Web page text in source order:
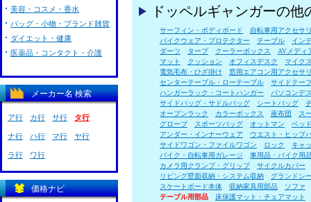
ドッペルギャンガーの
サーフィン・ボディボード
自転車用アクセサ
バイクウェア・プロテクター
テーブル
イン
ダーツ
タープ クーラーボックス
AVメディ
マット
クッション オフィスデスク
マイク
電気毛布・ひざ掛け
窓用エアコン用アクセサ
センターテーブル・ローテーブル
サイドテー
ハンガーラック・コートハンガー
パソコンデ
サイドバッグ・サドルバッグ
シートバッグ
オープンラック
カラーボックス 座布団
ス
グローブ
スポーツバッグ オットマン
ベッ
アンダー・インナーウェア
ウエスト・ヒップ
サイドワゴン・ファイルワゴン
ロック
キャ
バイク・自転車用ガレージ
車用品・バイク用
カメラ用クランプ・グリップ
サイクルカバー
リビング壁面収納・システム収納
グランドシ
スケートボード本体
収納家具用部品
ソファ
テーブル用部品
床保護マット・チェアマット
美容・コスメ・香水
バッグ・小物・ブランド雑貨
ダイエット・健康
医薬品・コンタクト・介護
メーカー名 検索
ア行 カ行 サ行 タ行
ナ行 ハ行 マ行 ヤ行
ラ行 ワ行
価格ナビ